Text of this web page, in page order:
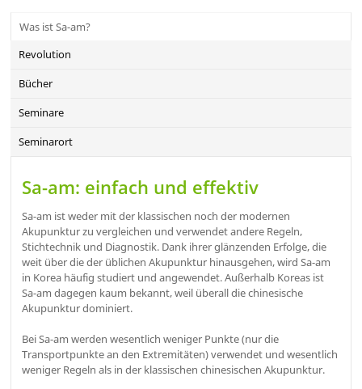
Was ist Sa-am?
Revolution
Bücher
Seminare
Seminarort
Sa-am: einfach und effektiv
Sa-am ist weder mit der klassischen noch der modernen
Akupunktur zu vergleichen und verwendet andere Regeln,
Stichtechnik und Diagnostik. Dank ihrer glänzenden Erfolge, die
weit über die der üblichen Akupunktur hinausgehen, wird Sa-am
in Korea häufig studiert und angewendet. Außerhalb Koreas ist
Sa-am dagegen kaum bekannt, weil überall die chinesische
Akupunktur dominiert.
Bei Sa-am werden wesentlich weniger Punkte (nur die
Transportpunkte an den Extremitäten) verwendet und wesentlich
weniger Regeln als in der klassischen chinesischen Akupunktur.